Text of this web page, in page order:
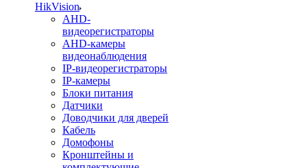
HikVision
AHD-
видеорегистраторы
AHD-камеры
видеонаблюдения
IP-видеорегистраторы
IP-камеры
Блоки питания
Датчики
Доводчики для дверей
Кабель
Домофоны
Кронштейны и